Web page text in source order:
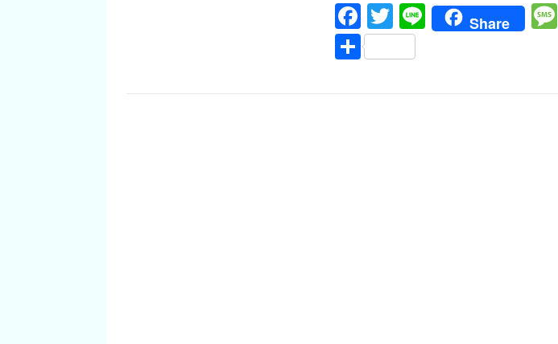
F
a
ce
T
w
it
Li
n
Share
S